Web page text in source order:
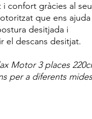
confort gràcies al seu
que ens ajuda
desitjada i
el descans desitjat.
Motor 3 places
per a diferents